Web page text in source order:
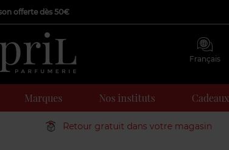
offerte dès 50€
Français
Marques Nos instituts Cadeaux
Retour gratuit dans votre magasin